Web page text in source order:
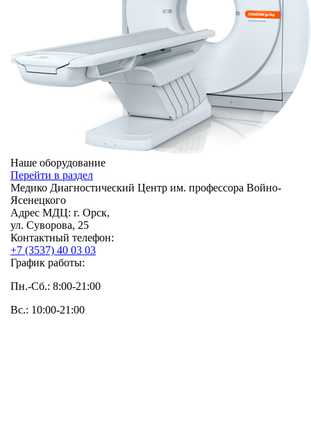
Наше оборудование
Перейти в раздел
Медико Диагностический Центр им. профессора Войно-
Ясенецкого
Адрес МДЦ: г. Орск,
ул. Суворова, 25
Контактный телефон:
+7 (3537) 40 03 03
График работы:
Пн.-Сб.: 8:00-21:00
Вс.: 10:00-21:00